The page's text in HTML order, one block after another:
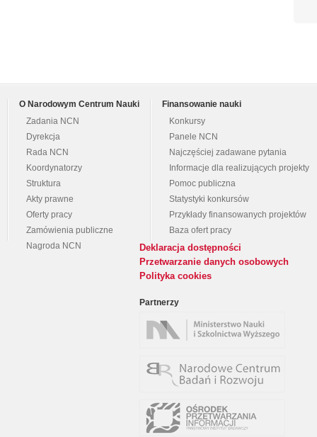
O Narodowym Centrum Nauki
Zadania NCN
Dyrekcja
Rada NCN
Koordynatorzy
Struktura
Akty prawne
Oferty pracy
Zamówienia publiczne
Nagroda NCN
Finansowanie nauki
Konkursy
Panele NCN
Najczęściej zadawane pytania
Informacje dla realizujących projekty
Pomoc publiczna
Statystyki konkursów
Przykłady finansowanych projektów
Baza ofert pracy
Deklaracja dostępności
Przetwarzanie danych osobowych
Polityka cookies
Partnerzy